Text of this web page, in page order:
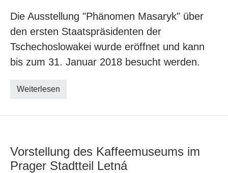
Die Ausstellung "Phänomen Masaryk" über
den ersten Staatspräsidenten der
Tschechoslowakei wurde eröffnet und kann
bis zum 31. Januar 2018 besucht werden.
Weiterlesen
Vorstellung des Kaffeemuseums im
Prager Stadtteil Letná